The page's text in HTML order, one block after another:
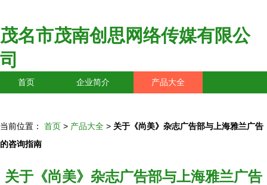
茂名市茂南创思网络传媒有限公
司
首页 企业简介 产品大全
当前位置： 首页 > 产品大全 > 关于《尚美》杂志广告部与上海雅兰广告
的咨询指南
关于《尚美》杂志广告部与上海雅兰广告